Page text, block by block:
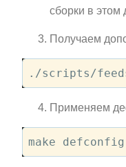
сборки в этом
Получаем
./scripts/
Применяем